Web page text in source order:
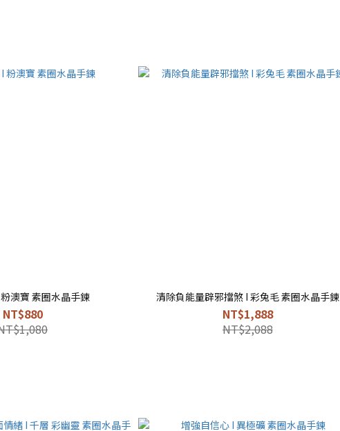
澳寶 素圈水晶手鍊
NT$880
清除負能量辟邪擋煞 I 彩兔毛 素圈水晶手鍊
NT$1,888
NT$2,088